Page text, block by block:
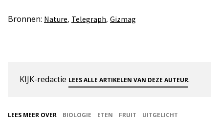
Bronnen: Nature, Telegraph, Gizmag
KIJK-redactie LEES ALLE ARTIKELEN VAN DEZE AUTEUR.
LEES MEER OVER BIOLOGIE ETEN FRUIT
UITGELICHT